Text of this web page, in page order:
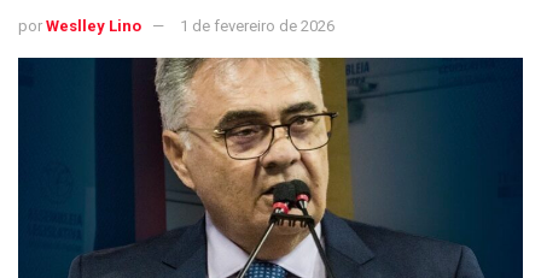
por Weslley Lino 1 de fevereiro de 2026